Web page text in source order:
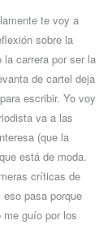
te voy a
sobre la
carrera por ser la
de cartel deja
escribir. Yo voy
va a las
(que la
está de moda.
críticas de
pasa porque
me guío por los